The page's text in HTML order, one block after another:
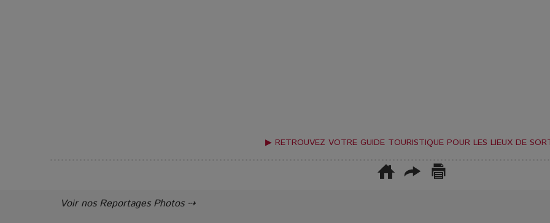
▶ RETROUVEZ VOTRE GUIDE TOURISTIQUE POUR LES LIEUX DE
Voir nos Reportages Photos ⇢